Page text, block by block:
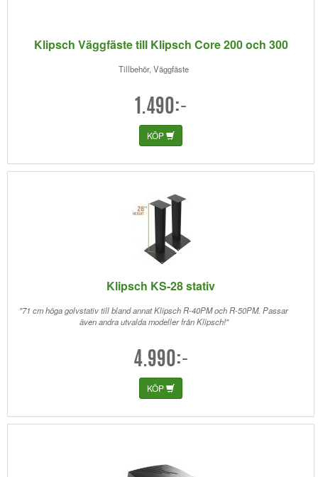
Klipsch Väggfäste till Klipsch Core 200 och 300
Tillbehör, Väggfäste
1.490:-
KÖP
Klipsch KS-28 stativ
"71 cm höga golvstativ till bland annat Klipsch R-40PM och R-50PM. Passar
även andra utvalda modeller från Klipsch!"
4.990:-
KÖP